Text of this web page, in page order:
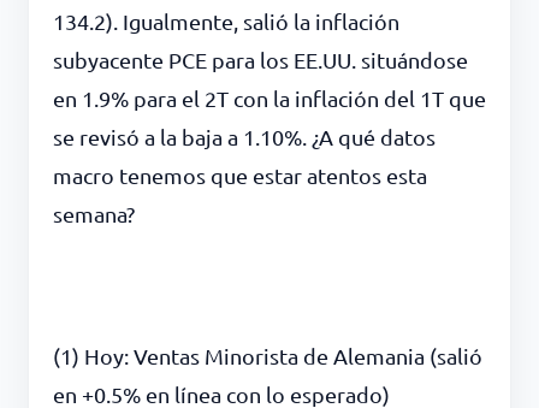
134.2). Igualmente, salió la inflación
subyacente PCE para los EE.UU. situándose
en 1.9% para el 2T con la inflación del 1T que
se revisó a la baja a 1.10%. ¿A qué datos
macro tenemos que estar atentos esta
semana?
(1) Hoy: Ventas Minorista de Alemania (salió
en +0.5% en línea con lo esperado)